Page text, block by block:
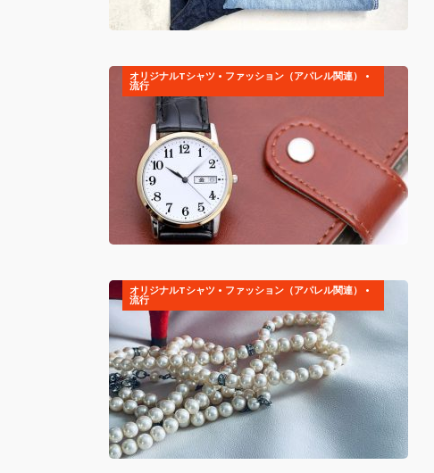
オリジナルTシャツ • ファッション（アパレル関連） •
流行
オリジナルTシャツ • ファッション（アパレル関連） •
流行